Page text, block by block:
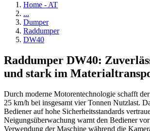
Home - AT
...
Dumper
Raddumper
DW40
Raddumper DW40:
und stark im
Durch moderne Motorentechnologie schafft
25 km/h bei insgesamt vier Tonnen Nutzlast.
Bediener auf hohe Sicherheitsstandards
Neigungsüberwachung warnt den Bediener
Verwendung der Maschine während die